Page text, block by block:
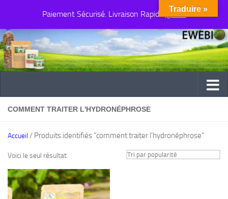
Paiement Sécurisé. Livraison Rapide Ignorer
Au dessous du contenu
COMMENT TRAITER L'HYDRONÉPHROSE
Accueil / Produits identifiés “comment traiter l'hydronéphrose”
Voici le seul résultat
Traduire »